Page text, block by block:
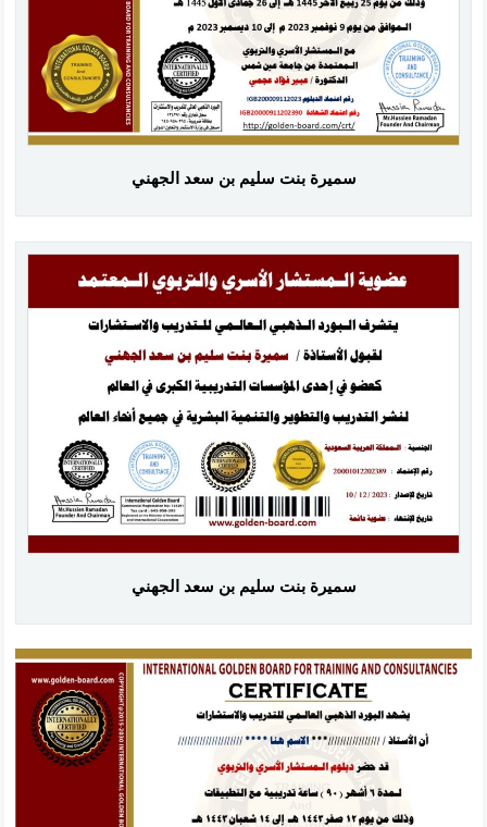
سميرة بنت سليم بن سعد الجهني
سميرة بنت سليم بن سعد الجهني